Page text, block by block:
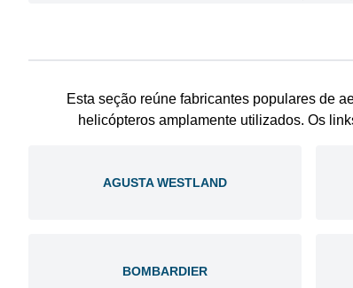
Esta seção reúne fabricantes populares de
helicópteros amplamente utilizados. Os
AGUSTA WESTLAND
BOMBARDIER